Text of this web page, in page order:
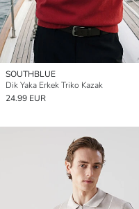
SOUTHBLUE
Dik Yaka Erkek Triko Kazak
24.99 EUR